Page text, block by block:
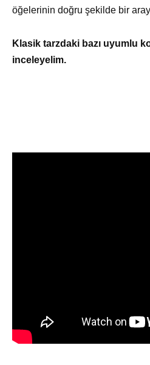
öğelerinin doğru şekilde bir
Klasik tarzdaki bazı uyumlu
inceleyelim.